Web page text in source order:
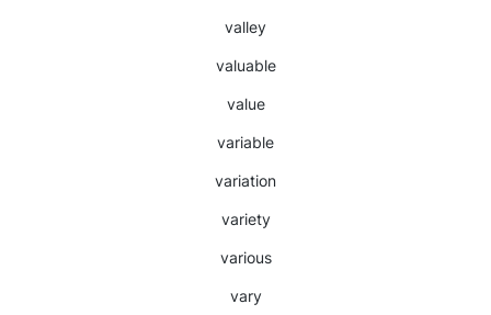
valley
valuable
value
variable
variation
variety
various
vary